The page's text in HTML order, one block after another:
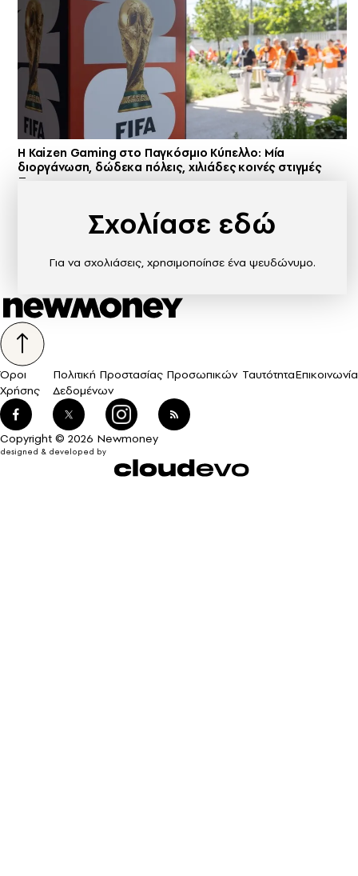
H Kaizen Gaming στο Παγκόσμιο Kύπελλο: Μία
διοργάνωση, δώδεκα πόλεις, χιλιάδες κοινές στιγμές
Σχολίασε εδώ
Για να σχολιάσεις, χρησιμοποίησε ένα ψευδώνυμο.
Όροι
Χρήσης
Πολιτική Προστασίας Προσωπικών
Δεδομένων
ΤαυτότηταΕπικοινωνία
Copyright © 2026 Newmoney
designed & developed by